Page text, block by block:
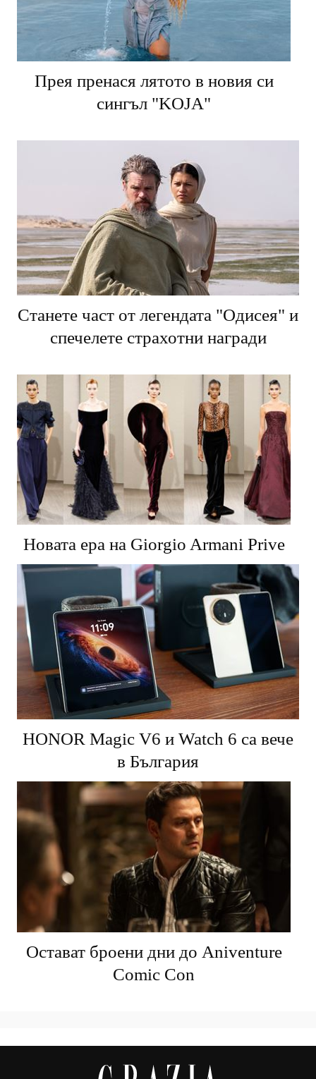
Прея пренася лятото в новия си
сингъл "KOJA"
Станете част от легендата "Одисея" и
спечелете страхотни награди
Новата ера на Giorgio Armani Prive
HONOR Magic V6 и Watch 6 са вече
в България
Остават броени дни до Aniventure
Comic Con